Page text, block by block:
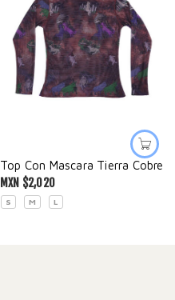
Top Con Mascara Tierra Cobre
MXN $2,020
S M L